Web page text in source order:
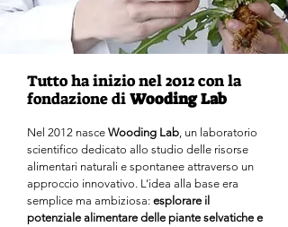
Tutto ha inizio nel 2012 con la
fondazione diWooding Lab
Nel 2012 nasce Wooding Lab, un laboratorio
scientifico dedicato allo studio delle risorse
alimentari naturali e spontanee attraverso un
approccio innovativo. L’idea alla base era
semplice ma ambiziosa: esplorare il
potenziale alimentare delle piante selvatiche e